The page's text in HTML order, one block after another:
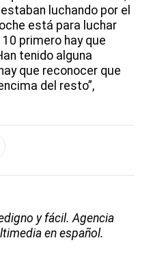
luchando por el
está para luchar
primero hay que
tenido alguna
que reconocer que
del resto”,
y fácil. Agencia
en español.